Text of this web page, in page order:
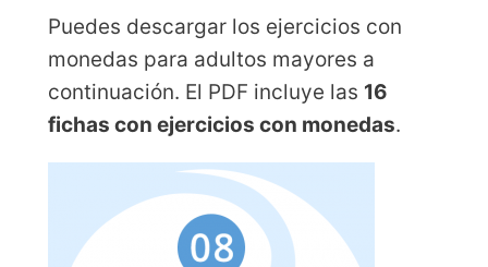
Puedes descargar los ejercicios con
monedas para adultos mayores a
continuación. El PDF incluye las 16
fichas con ejercicios con monedas.